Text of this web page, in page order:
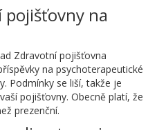
pojišťovny na
Zdravotní pojišťovna
na psychoterapeutické
Podmínky se liší, takže je
pojišťovny. Obecně platí, že
prezenční.